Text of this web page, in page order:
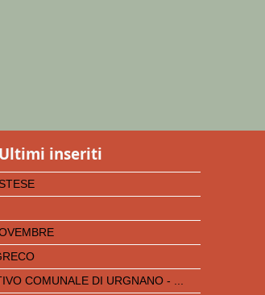
Ultimi inseriti
COMUNALE DI URGNANO - ...